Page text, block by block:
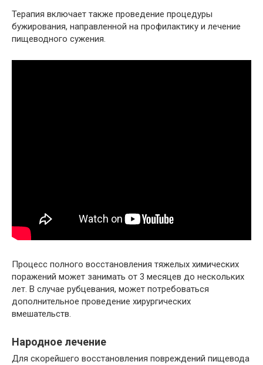
Терапия включает также проведение процедуры
бужирования, направленной на профилактику и лечение
пищеводного сужения.
Процесс полного восстановления тяжелых химических
поражений может занимать от 3 месяцев до нескольких
лет. В случае рубцевания, может потребоваться
дополнительное проведение хирургических
вмешательств.
Народное лечение
Для скорейшего восстановления повреждений пищевода